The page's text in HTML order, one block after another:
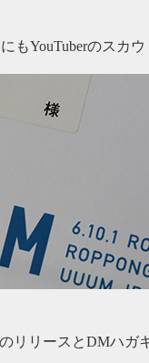
もYouTuberのスカウ
リリースとDMハガキ